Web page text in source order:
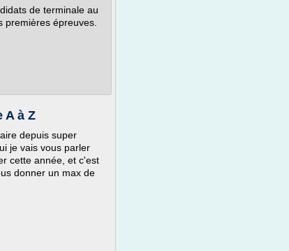
de terminale au
premières épreuves.
A à Z
depuis super
je vais vous parler
cette année, et c'est
donner un max de